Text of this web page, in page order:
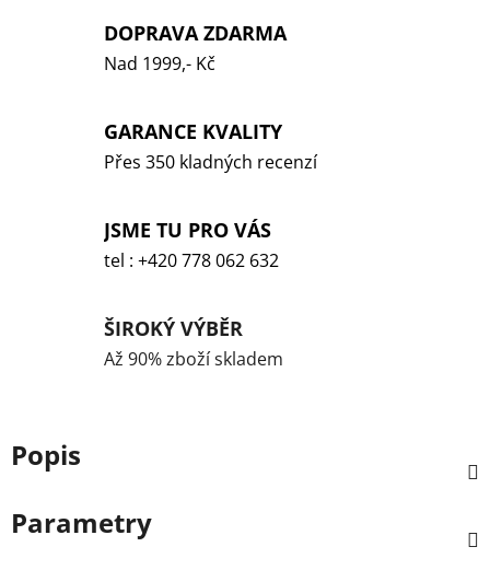
DOPRAVA ZDARMA
Nad 1999,- Kč
GARANCE KVALITY
Přes 350 kladných recenzí
JSME TU PRO VÁS
tel : +420 778 062 632
ŠIROKÝ VÝBĚR
Až 90% zboží skladem
Popis
Parametry